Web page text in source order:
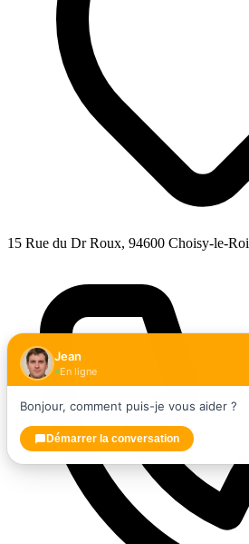
15 Rue du Dr Roux, 94600 Choisy-le-Roi
Jean
En ligne
Bonjour, comment puis-je vous aider ?
Démarrer la conversation